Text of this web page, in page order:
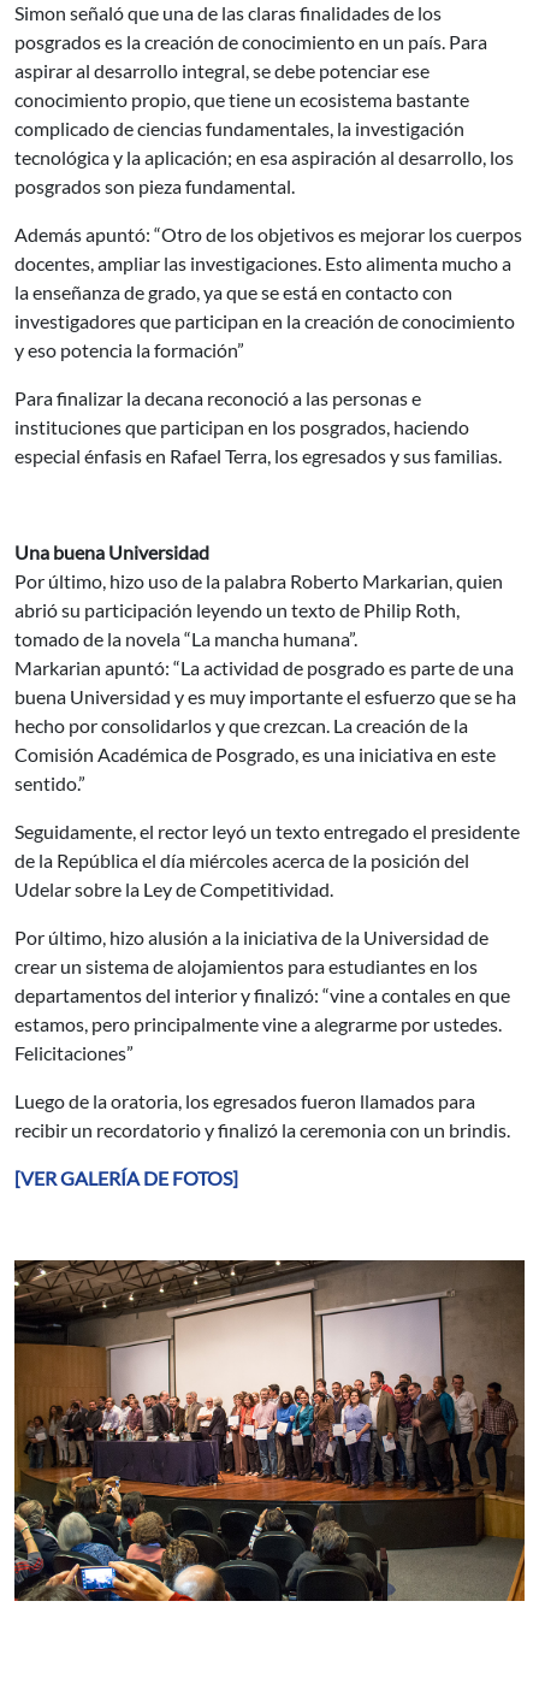
Simon señaló que una de las claras finalidades de los
posgrados es la creación de conocimiento en un país. Para
aspirar al desarrollo integral, se debe potenciar ese
conocimiento propio, que tiene un ecosistema bastante
complicado de ciencias fundamentales, la investigación
tecnológica y la aplicación; en esa aspiración al desarrollo, los
posgrados son pieza fundamental.
Además apuntó: “Otro de los objetivos es mejorar los cuerpos
docentes, ampliar las investigaciones. Esto alimenta mucho a
la enseñanza de grado, ya que se está en contacto con
investigadores que participan en la creación de conocimiento
y eso potencia la formación”
Para finalizar la decana reconoció a las personas e
instituciones que participan en los posgrados, haciendo
especial énfasis en Rafael Terra, los egresados y sus familias.
Una buena Universidad
Por último, hizo uso de la palabra Roberto Markarian, quien
abrió su participación leyendo un texto de Philip Roth,
tomado de la novela “La mancha humana”.
Markarian apuntó: “La actividad de posgrado es parte de una
buena Universidad y es muy importante el esfuerzo que se ha
hecho por consolidarlos y que crezcan. La creación de la
Comisión Académica de Posgrado, es una iniciativa en este
sentido.”
Seguidamente, el rector leyó un texto entregado el presidente
de la República el día miércoles acerca de la posición del
Udelar sobre la Ley de Competitividad.
Por último, hizo alusión a la iniciativa de la Universidad de
crear un sistema de alojamientos para estudiantes en los
departamentos del interior y finalizó: “vine a contales en que
estamos, pero principalmente vine a alegrarme por ustedes.
Felicitaciones”
Luego de la oratoria, los egresados fueron llamados para
recibir un recordatorio y finalizó la ceremonia con un brindis.
[VER GALERÍA DE FOTOS]